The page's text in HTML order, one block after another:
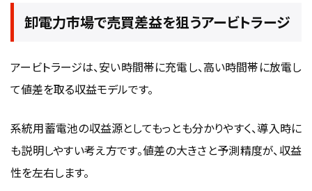
卸電力市場で売買差益を狙うアービトラージ
アービトラージは、安い時間帯に充電し、高い時間帯に放電し
て値差を取る収益モデルです。
系統用蓄電池の収益源としてもっとも分かりやすく、導入時に
も説明しやすい考え方です。値差の大きさと予測精度が、収益
性を左右します。